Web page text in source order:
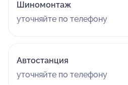
Шиномонтаж
уточняйте по телефону
Автостанция
уточняйте по телефону